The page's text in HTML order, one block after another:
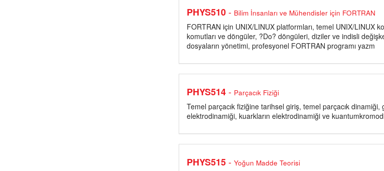
PHYS510- Bilim İnsanları ve Mühendisler için FORTRAN
FORTRAN için UNIX/LINUX platformları, temel UNIX/LINUX
komutları ve döngüler, ?Do? döngüleri, diziler ve indisli
dosyaların yönetimi, profesyonel FORTRAN programı yazm
PHYS514- Parçacık Fiziği
Temel parçacık fiziğine tarihsel giriş, temel parçacık
elektrodinamiği, kuarkların elektrodinamiği ve
PHYS515- Yoğun Madde Teorisi